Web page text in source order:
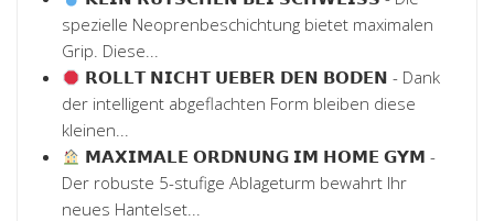
spezielle Neoprenbeschichtung bietet maximalen
Grip. Diese...
𝗥𝗢𝗟𝗟𝗧 𝗡𝗜𝗖𝗛𝗧 𝗨𝗘𝗕𝗘𝗥 𝗗𝗘𝗡 𝗕𝗢𝗗𝗘𝗡 - Dank
der intelligent abgeflachten Form bleiben diese
kleinen...
𝗠𝗔𝗫𝗜𝗠𝗔𝗟𝗘 𝗢𝗥𝗗𝗡𝗨𝗡𝗚 𝗜𝗠 𝗛𝗢𝗠𝗘 𝗚𝗬𝗠 -
Der robuste 5-stufige Ablageturm bewahrt Ihr
neues Hantelset...